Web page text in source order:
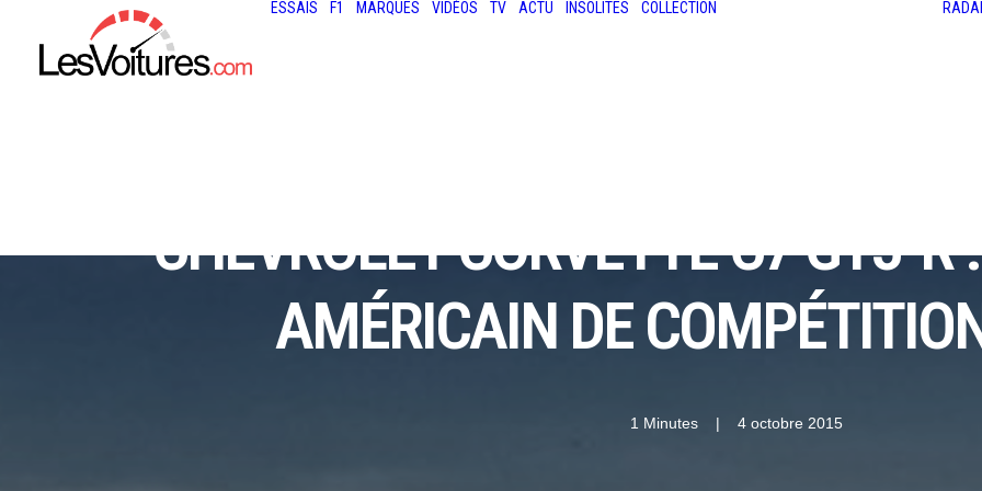
ESSAIS F1 MARQUES VIDÉOS TV ACTU INSOLITES COLLECTION
CHEVROLET CORVETTE C7 GT3-R
AMÉRICAIN DE
1 Minutes | 4 octobre 2015